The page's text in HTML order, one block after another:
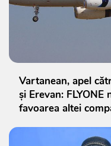
Vartanean, apel
și Erevan:
favoarea altei